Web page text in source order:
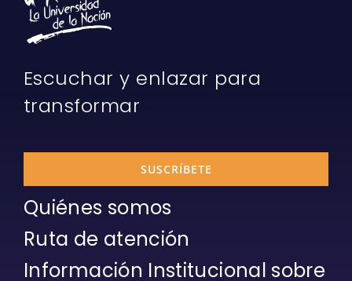
Escuchar y enlazar para
transformar
SUSCRÍBETE
Quiénes somos
Ruta de atención
Información Institucional sobre